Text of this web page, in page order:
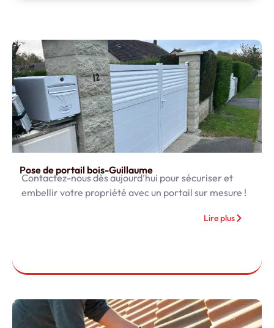
Pose de portail bois-Guillaume
Contactez-nous dès aujourd’hui pour sécuriser et
embellir votre propriété avec un portail sur mesure !
Lire plus